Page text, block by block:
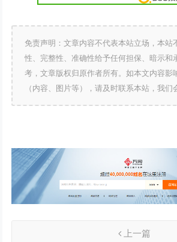
免责声明：文章内容不代表本站立场，本站
性、完整性、准确性给予任何担保、暗示和
考，文章版权归原作者所有。如本文内容影
（内容、图片等），请及时联系本站，我们
上一篇